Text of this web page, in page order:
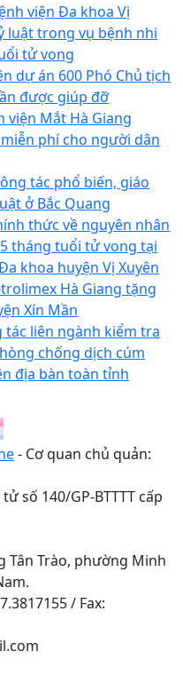
viện Đa khoa Vị
luật trong vụ bệnh nhi
tử vong
dự án 600 Phó Chủ tịch
được giúp đỡ
viện Mắt Hà Giang
phí cho người dân
tác phổ biến, giáo
ở Bắc Quang
thức về nguyên nhân
tháng tuổi tử vong tại
khoa huyện Vị Xuyên
Hà Giang tặng
Xín Mần
tác liên ngành kiểm tra
chống dịch cúm
địa bàn toàn tỉnh
- Cơ quan chủ quản:
số 140/GP-BTTTT cấp
Tân Trào, phường Minh
/ Fax: